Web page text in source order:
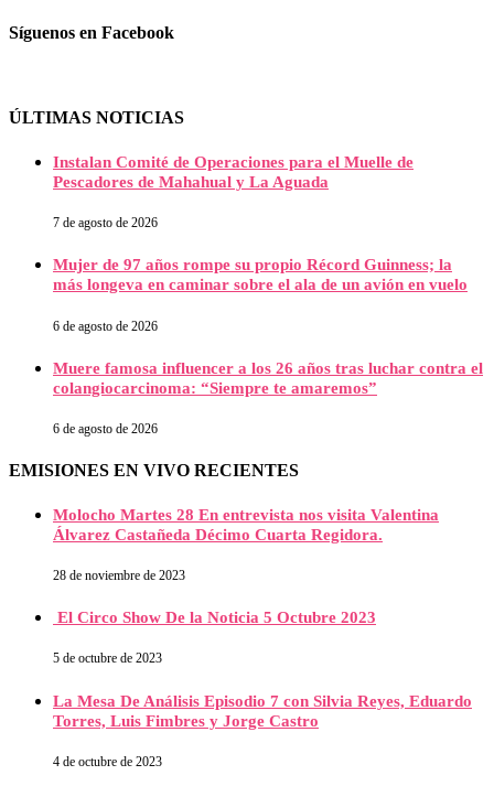
Síguenos en Facebook
ÚLTIMAS NOTICIAS
Instalan Comité de Operaciones para el Muelle de
Pescadores de Mahahual y La Aguada
7 de agosto de 2026
Mujer de 97 años rompe su propio Récord Guinness; la
más longeva en caminar sobre el ala de un avión en vuelo
6 de agosto de 2026
Muere famosa influencer a los 26 años tras luchar contra el
colangiocarcinoma: “Siempre te amaremos”
6 de agosto de 2026
EMISIONES EN VIVO RECIENTES
Molocho Martes 28 En entrevista nos visita Valentina
Álvarez Castañeda Décimo Cuarta Regidora.
28 de noviembre de 2023
El Circo Show De la Noticia 5 Octubre 2023
5 de octubre de 2023
La Mesa De Análisis Episodio 7 con Silvia Reyes, Eduardo
Torres, Luis Fimbres y Jorge Castro
4 de octubre de 2023